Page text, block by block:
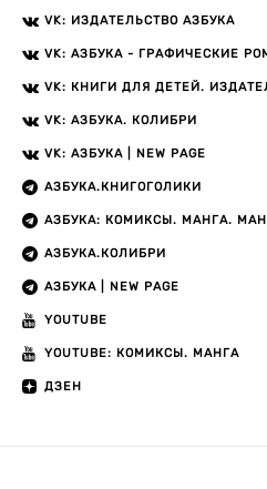
VK: ИЗДАТЕЛЬСТВО АЗБУКА
VK: АЗБУКА - ГРАФИЧЕСКИЕ
VK: КНИГИ ДЛЯ ДЕТЕЙ.
VK: АЗБУКА. КОЛИБРИ
VK: АЗБУКА | NEW PAGE
АЗБУКА.КНИГОГОЛИКИ
АЗБУКА: КОМИКСЫ. МАНГА.
АЗБУКА.КОЛИБРИ
АЗБУКА | NEW PAGE
YOUTUBE
YOUTUBE: КОМИКСЫ. МАНГА
ДЗЕН